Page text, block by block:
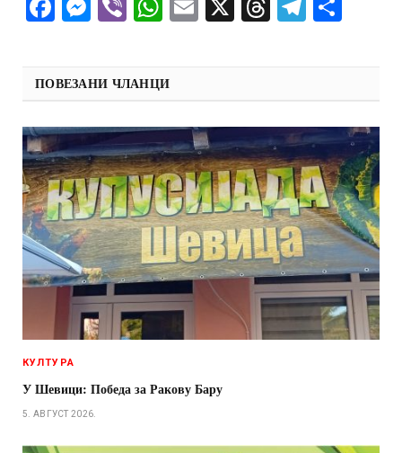
ПОВЕЗАНИ ЧЛАНЦИ
КУЛТУРА
У Шевици: Победа за Ракову Бару
5. АВГУСТ 2026.